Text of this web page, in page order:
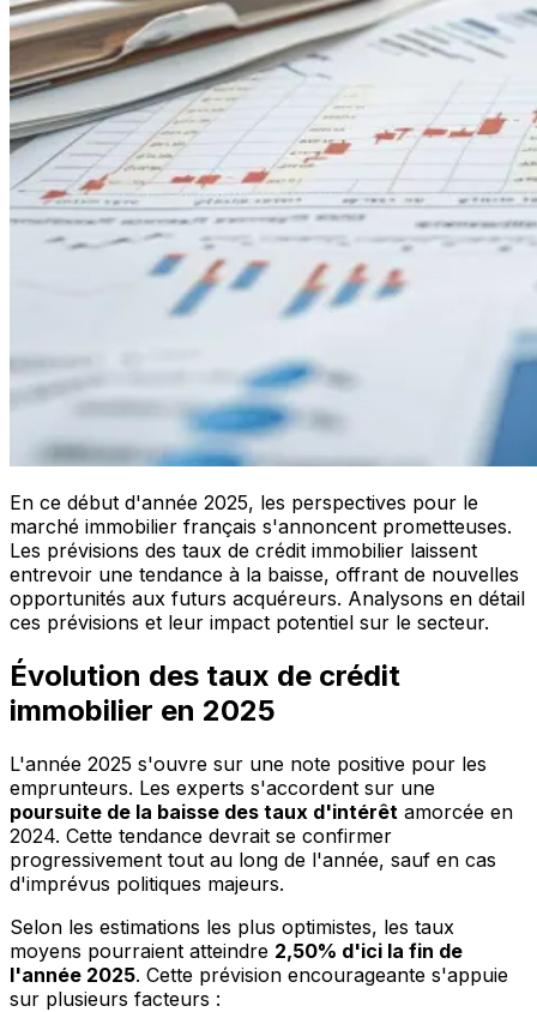
En ce début d'année 2025, les perspectives pour le
marché immobilier français s'annoncent prometteuses.
Les prévisions des taux de crédit immobilier laissent
entrevoir une tendance à la baisse, offrant de nouvelles
opportunités aux futurs acquéreurs. Analysons en détail
ces prévisions et leur impact potentiel sur le secteur.
Évolution des taux de crédit
immobilier en 2025
L'année 2025 s'ouvre sur une note positive pour les
emprunteurs. Les experts s'accordent sur une
poursuite de la baisse des taux d'intérêt amorcée en
2024. Cette tendance devrait se confirmer
progressivement tout au long de l'année, sauf en cas
d'imprévus politiques majeurs.
Selon les estimations les plus optimistes, les taux
moyens pourraient atteindre 2,50% d'ici la fin de
l'année 2025. Cette prévision encourageante s'appuie
sur plusieurs facteurs :